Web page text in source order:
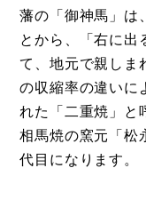
藩の「御神馬」は
とから、「右に出
て、地元で親しま
の収縮率の違いに
れた「二重焼」と
相馬焼の窯元「松
代目になります。